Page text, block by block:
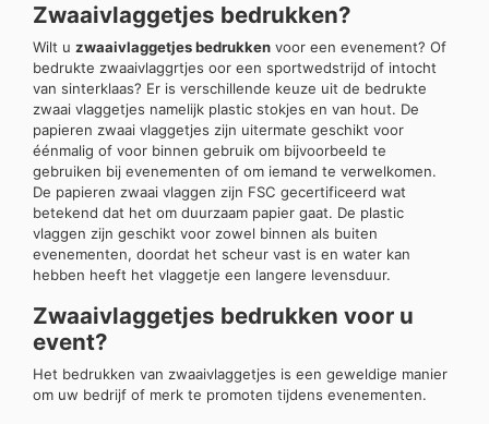
Zwaaivlaggetjes bedrukken?
Wilt u zwaaivlaggetjes bedrukken voor een evenement? Of
bedrukte zwaaivlaggrtjes oor een sportwedstrijd of intocht
van sinterklaas? Er is verschillende keuze uit de bedrukte
zwaai vlaggetjes namelijk plastic stokjes en van hout. De
papieren zwaai vlaggetjes zijn uitermate geschikt voor
éénmalig of voor binnen gebruik om bijvoorbeeld te
gebruiken bij evenementen of om iemand te verwelkomen.
De papieren zwaai vlaggen zijn FSC gecertificeerd wat
betekend dat het om duurzaam papier gaat. De plastic
vlaggen zijn geschikt voor zowel binnen als buiten
evenementen, doordat het scheur vast is en water kan
hebben heeft het vlaggetje een langere levensduur.
Zwaaivlaggetjes bedrukken voor u
event?
Het bedrukken van zwaaivlaggetjes is een geweldige manier
om uw bedrijf of merk te promoten tijdens evenementen.